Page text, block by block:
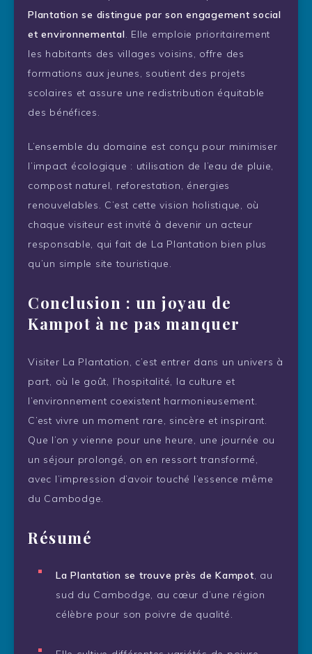
Plantation se distingue par son engagement social
et environnemental. Elle emploie prioritairement
les habitants des villages voisins, offre des
formations aux jeunes, soutient des projets
scolaires et assure une redistribution équitable
des bénéfices.
L’ensemble du domaine est conçu pour minimiser
l’impact écologique : utilisation de l’eau de pluie,
compost naturel, reforestation, énergies
renouvelables. C’est cette vision holistique, où
chaque visiteur est invité à devenir un acteur
responsable, qui fait de La Plantation bien plus
qu’un simple site touristique.
Conclusion : un joyau de
Kampot à ne pas manquer
Visiter La Plantation, c’est entrer dans un univers à
part, où le goût, l’hospitalité, la culture et
l’environnement coexistent harmonieusement.
C’est vivre un moment rare, sincère et inspirant.
Que l’on y vienne pour une heure, une journée ou
un séjour prolongé, on en ressort transformé,
avec l’impression d’avoir touché l’essence même
du Cambodge.
Résumé
La Plantation se trouve près de Kampot, au
sud du Cambodge, au cœur d’une région
célèbre pour son poivre de qualité.